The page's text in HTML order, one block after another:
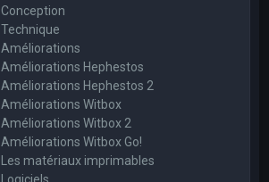
Conception
Technique
Améliorations
Améliorations Hephestos
Améliorations Hephestos 2
Améliorations Witbox
Améliorations Witbox 2
Améliorations Witbox Go!
Les matériaux imprimables